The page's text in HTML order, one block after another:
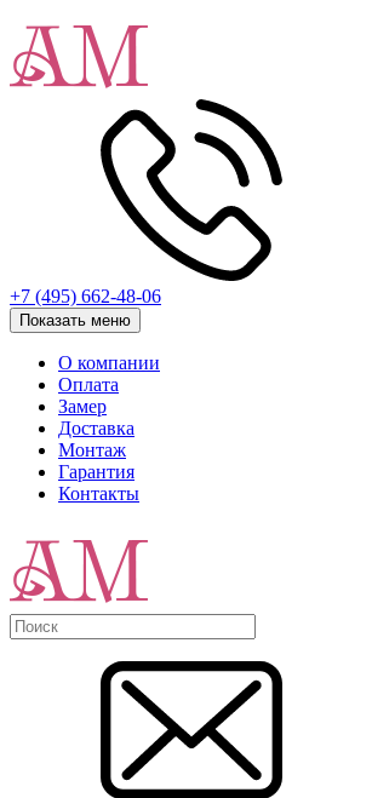
+7 (495) 662-48-06
Показать меню
О компании
Оплата
Замер
Доставка
Монтаж
Гарантия
Контакты